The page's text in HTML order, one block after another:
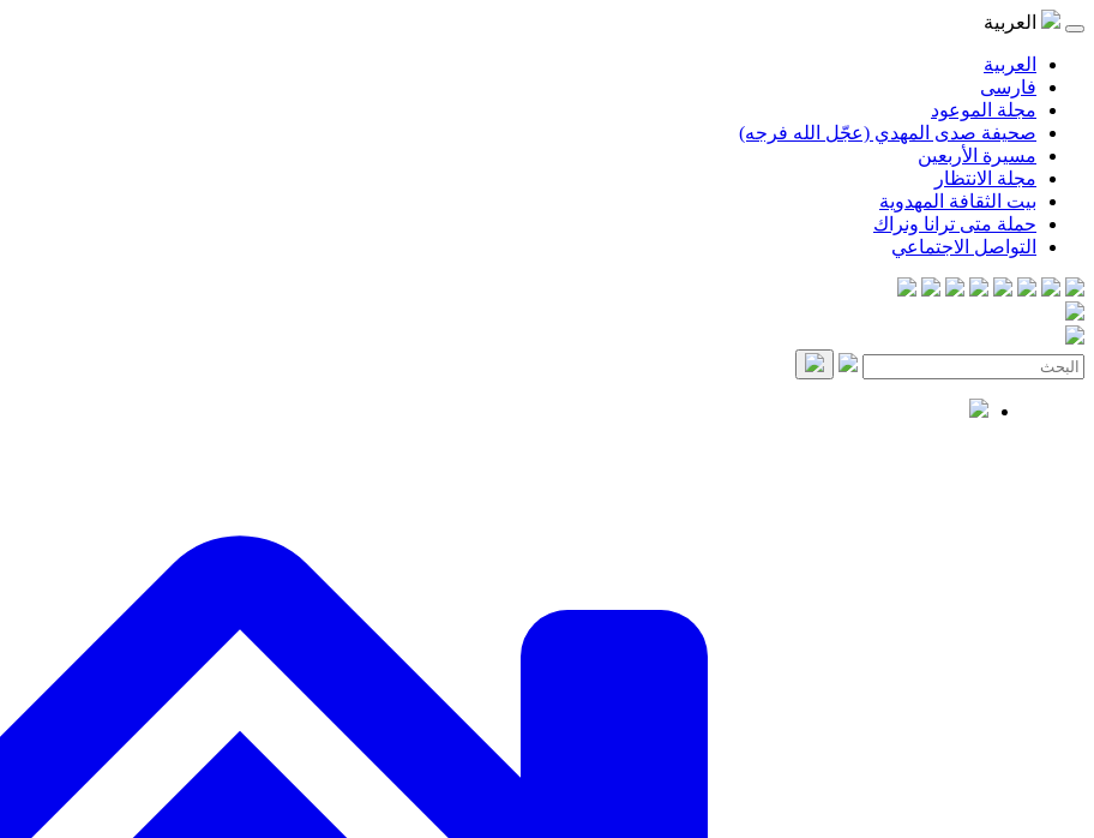
العربية
العربية
فارسی
مجلة الموعود
صحيفة صدى المهدي (عجّل الله فرجه)
مسيرة الأربعين
مجلة الانتظار
بيت الثقافة المهدوية
حملة متى ترانا ونراك
التواصل الاجتماعي